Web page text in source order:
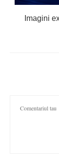
Imagini